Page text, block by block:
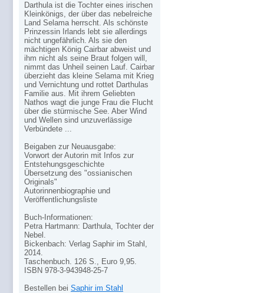
Darthula ist die Tochter eines irischen
Kleinkönigs, der über das nebelreiche
Land Selama herrscht. Als schönste
Prinzessin Irlands lebt sie allerdings
nicht ungefährlich. Als sie den
mächtigen König Cairbar abweist und
ihm nicht als seine Braut folgen will,
nimmt das Unheil seinen Lauf. Cairbar
überzieht das kleine Selama mit Krieg
und Vernichtung und rottet Darthulas
Familie aus. Mit ihrem Geliebten
Nathos wagt die junge Frau die Flucht
über die stürmische See. Aber Wind
und Wellen sind unzuverlässige
Verbündete ...
Beigaben zur Neuausgabe:
Vorwort der Autorin mit Infos zur
Entstehungsgeschichte
Übersetzung des "ossianischen
Originals"
Autorinnenbiographie und
Veröffentlichungsliste
Buch-Informationen:
Petra Hartmann: Darthula, Tochter der
Nebel.
Bickenbach: Verlag Saphir im Stahl,
2014.
Taschenbuch. 126 S., Euro 9,95.
ISBN 978-3-943948-25-7
Bestellen bei Saphir im Stahl